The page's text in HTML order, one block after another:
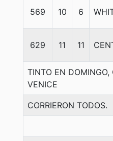
569 10 6
629 11 11
TINTO EN
VENICE
CORRIERON TODOS.